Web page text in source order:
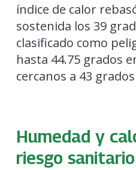
índice de calor
sostenida los 39
clasificado como
hasta 44.75 grados
cercanos a 43
Humedad y
riesgo sanitario